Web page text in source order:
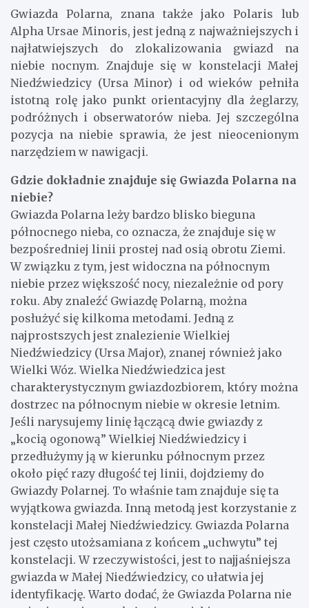
Gwiazda Polarna, znana także jako Polaris lub
Alpha Ursae Minoris, jest jedną z najważniejszych i
najłatwiejszych do zlokalizowania gwiazd na
niebie nocnym. Znajduje się w konstelacji Małej
Niedźwiedzicy (Ursa Minor) i od wieków pełniła
istotną rolę jako punkt orientacyjny dla żeglarzy,
podróżnych i obserwatorów nieba. Jej szczególna
pozycja na niebie sprawia, że jest nieocenionym
narzędziem w nawigacji.
Gdzie dokładnie znajduje się Gwiazda Polarna na
niebie?
Gwiazda Polarna leży bardzo blisko bieguna
północnego nieba, co oznacza, że znajduje się w
bezpośredniej linii prostej nad osią obrotu Ziemi.
W związku z tym, jest widoczna na północnym
niebie przez większość nocy, niezależnie od pory
roku. Aby znaleźć Gwiazdę Polarną, można
posłużyć się kilkoma metodami. Jedną z
najprostszych jest znalezienie Wielkiej
Niedźwiedzicy (Ursa Major), znanej również jako
Wielki Wóz. Wielka Niedźwiedzica jest
charakterystycznym gwiazdozbiorem, który można
dostrzec na północnym niebie w okresie letnim.
Jeśli narysujemy linię łączącą dwie gwiazdy z
„kocią ogonową” Wielkiej Niedźwiedzicy i
przedłużymy ją w kierunku północnym przez
około pięć razy długość tej linii, dojdziemy do
Gwiazdy Polarnej. To właśnie tam znajduje się ta
wyjątkowa gwiazda. Inną metodą jest korzystanie z
konstelacji Małej Niedźwiedzicy. Gwiazda Polarna
jest często utożsamiana z końcem „uchwytu” tej
konstelacji. W rzeczywistości, jest to najjaśniejsza
gwiazda w Małej Niedźwiedzicy, co ułatwia jej
identyfikację. Warto dodać, że Gwiazda Polarna nie